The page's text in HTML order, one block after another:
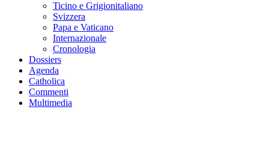
Ticino e Grigionitaliano
Svizzera
Papa e Vaticano
Internazionale
Cronologia
Dossiers
Agenda
Catholica
Commenti
Multimedia